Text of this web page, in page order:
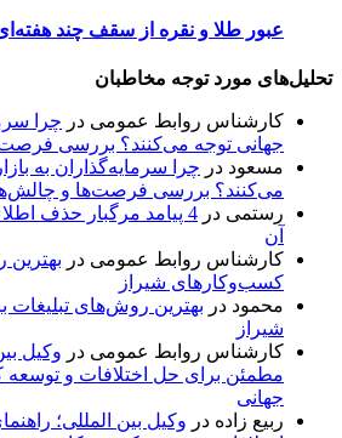
عبور طلا و نقره از سقف چند
تحلیل‌های مورد توجه مخاطبان
کارشناس روابط عمومی در چرا
جهانی توجه می‌کنند؟ بررسی
مسعود در چرا سرمایه‌گذاران به
می‌کنند؟ بررسی فرصت‌ها و
رستمی در
4 پیامد مرگبار حذف
آن
کارشناس روابط عمومی در
کسب‌وکارهای شیراز
محمود در بهترین روش‌های
شیراز
کارشناس روابط عمومی در وکیل
مطمئن برای حل اختلافات و
جهانی
ربیع زاده در وکیل بین المللی؛